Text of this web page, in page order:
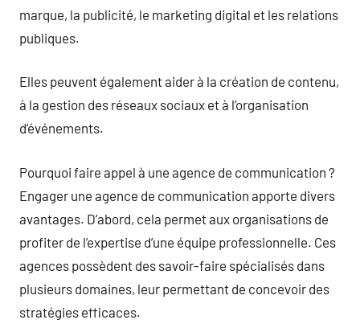
marque, la publicité, le marketing digital et les relations
publiques.
Elles peuvent également aider à la création de contenu,
à la gestion des réseaux sociaux et à l’organisation
d’événements.
Pourquoi faire appel à une agence de communication ?
Engager une agence de communication apporte divers
avantages. D’abord, cela permet aux organisations de
profiter de l’expertise d’une équipe professionnelle. Ces
agences possèdent des savoir-faire spécialisés dans
plusieurs domaines, leur permettant de concevoir des
stratégies efficaces.